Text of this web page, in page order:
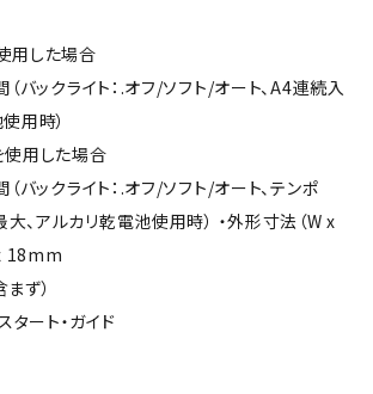
用した場合
ックライト：.オフ/ソフト/オート、A4連続入
用時）
使用した場合
ックライト：.オフ/ソフト/オート、テンポ
、アルカリ乾電池使用時） ・外形寸法（W x
18mm
ず）
タート・ガイド